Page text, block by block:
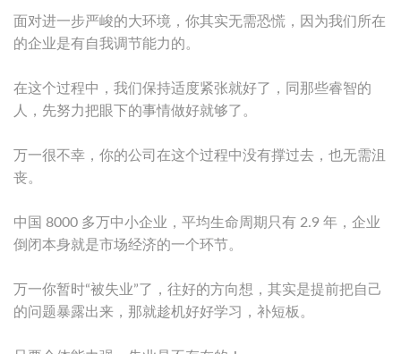
面对进一步严峻的大环境，你其实无需恐慌，因为我们所在
的企业是有自我调节能力的。
在这个过程中，我们保持适度紧张就好了，同那些睿智的
人，先努力把眼下的事情做好就够了。
万一很不幸，你的公司在这个过程中没有撑过去，也无需沮
丧。
中国 8000 多万中小企业，平均生命周期只有 2.9 年，企业
倒闭本身就是市场经济的一个环节。
万一你暂时“被失业”了，往好的方向想，其实是提前把自己
的问题暴露出来，那就趁机好好学习，补短板。